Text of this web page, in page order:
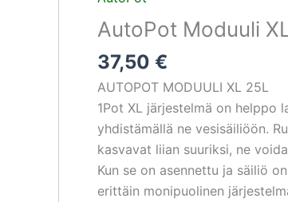
AutoPot Moduuli
37,50 €
AUTOPOT MODUULI XL 25L
1Pot XL järjestelmä on helppo
yhdistämällä ne vesisäiliöön.
kasvavat liian suuriksi, ne
Kun se on asennettu ja säiliö
erittäin monipuolinen
25L
määrä